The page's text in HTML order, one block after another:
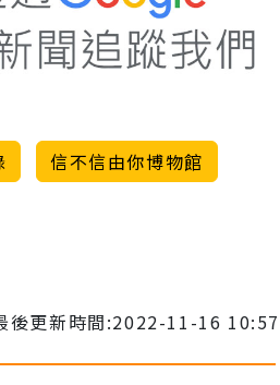
信不信由你博物館
後更新時間:2022-11-16 10:57